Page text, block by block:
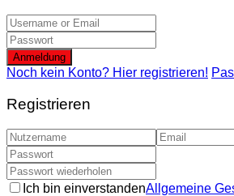
Anmeldung
Noch kein Konto? Hier registrieren!
Registrieren
Ich bin einverstandenAllgemeine